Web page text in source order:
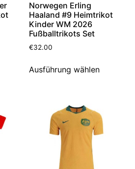
Norwegen Erling
Haaland #9 Heimtrikot
Kinder WM 2026
Fußballtrikots Set
€32.00
Ausführung wählen